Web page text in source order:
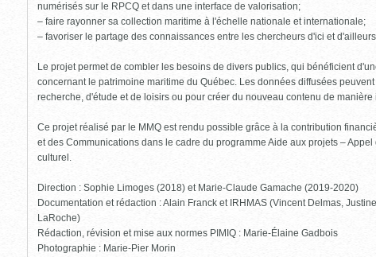
numérisés sur le RPCQ et dans une interface de valorisation;
– faire rayonner sa collection maritime à l'échelle nationale et internationale;
– favoriser le partage des connaissances entre les chercheurs d'ici et
Le projet permet de combler les besoins de divers publics, qui bénéficient
concernant le patrimoine maritime du Québec. Les données diffusées
recherche, d'étude et de loisirs ou pour créer du nouveau contenu de manière
Ce projet réalisé par le MMQ est rendu possible grâce à la contribution
et des Communications dans le cadre du programme Aide aux projets –
culturel.
Direction : Sophie Limoges (2018) et Marie-Claude Gamache (2019-2020)
Documentation et rédaction : Alain Franck et IRHMAS (Vincent Delmas,
LaRoche)
Rédaction, révision et mise aux normes PIMIQ : Marie-Élaine Gadbois
Photographie : Marie-Pier Morin